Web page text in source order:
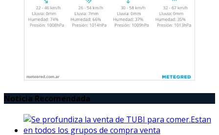
Noticia Recomendada